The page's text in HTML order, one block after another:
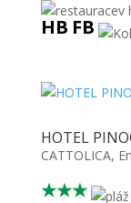
HB FB
HOTEL
CATTOLICA,
★★★